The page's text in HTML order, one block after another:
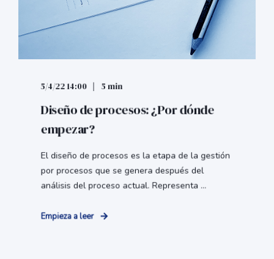
5/4/22 14:00 5 min
Diseño de procesos: ¿Por dónde
empezar?
El diseño de procesos es la etapa de la gestión
por procesos que se genera después del
análisis del proceso actual. Representa ...
Empieza a leer